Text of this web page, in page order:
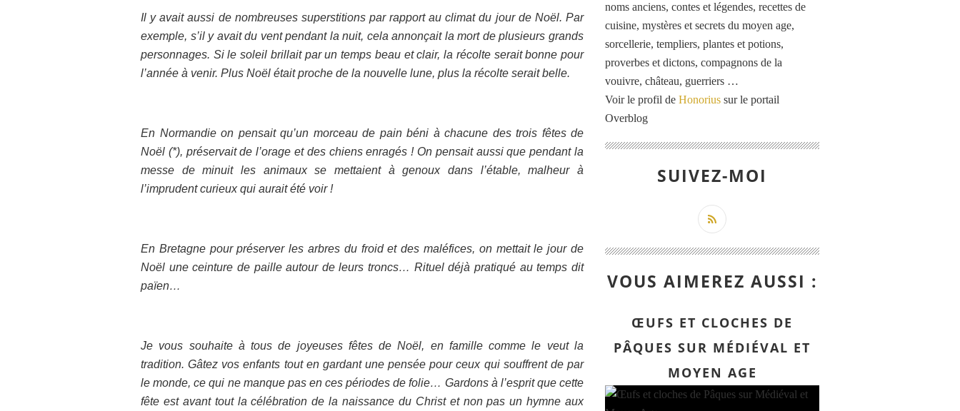
Il y avait aussi de nombreuses superstitions par rapport au climat du jour de Noël. Par
exemple, s’il y avait du vent pendant la nuit, cela annonçait la mort de plusieurs grands
personnages. Si le soleil brillait par un temps beau et clair, la récolte serait bonne pour
l’année à venir. Plus Noël était proche de la nouvelle lune, plus la récolte serait belle.
En Normandie on pensait qu’un morceau de pain béni à chacune des trois fêtes de
Noël (*), préservait de l’orage et des chiens enragés ! On pensait aussi que pendant la
messe de minuit les animaux se mettaient à genoux dans l’étable, malheur à
l’imprudent curieux qui aurait été voir !
En Bretagne pour préserver les arbres du froid et des maléfices, on mettait le jour de
Noël une ceinture de paille autour de leurs troncs… Rituel déjà pratiqué au temps dit
païen…
Je vous souhaite à tous de joyeuses fêtes de Noël, en famille comme le veut la
tradition. Gâtez vos enfants tout en gardant une pensée pour ceux qui souffrent de par
le monde, ce qui ne manque pas en ces périodes de folie… Gardons à l’esprit que cette
fête est avant tout la célébration de la naissance du Christ et non pas un hymne aux
noms anciens, contes et légendes, recettes de
cuisine, mystères et secrets du moyen age,
sorcellerie, templiers, plantes et potions,
proverbes et dictons, compagnons de la
vouivre, château, guerriers …
Voir le profil de Honorius sur le portail
Overblog
SUIVEZ-MOI
VOUS AIMEREZ AUSSI :
ŒUFS ET CLOCHES DE
PÂQUES SUR MÉDIÉVAL ET
MOYEN AGE